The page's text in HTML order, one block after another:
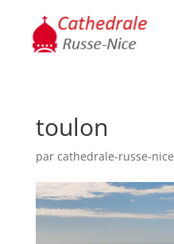
toulon
par cathedrale-russe-nice